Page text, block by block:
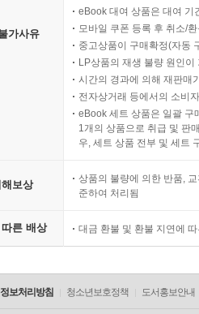
가사유
eBook 대여 상품은 대여 기
모바일 쿠폰 등록 후 취소/
중고상품이 구매확정(자동
LP상품의 재생 불량 원인
시간의 경과에 의해 재판매
전자상거래 등에서의 소비
eBook 세트 상품은 일괄 구
1개의 상품으로 취급 및 판
우, 세트 상품 전부 및 세트
보상
상품의 불량에 의한 반품,
준하여 처리됨
른 배상 대금 환불 및 환불 지연에
보처리방침 청소년보호정책 도서홍보안내